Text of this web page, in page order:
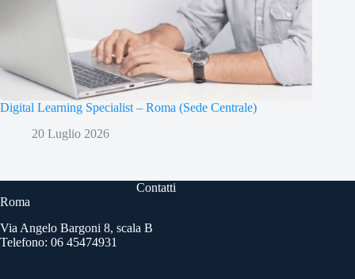
Digital Learning Specialist – Roma (Sede Centrale)
20 Luglio 2026
Contatti
Roma
Via Angelo Bargoni 8, scala B
Telefono: 06 45474931